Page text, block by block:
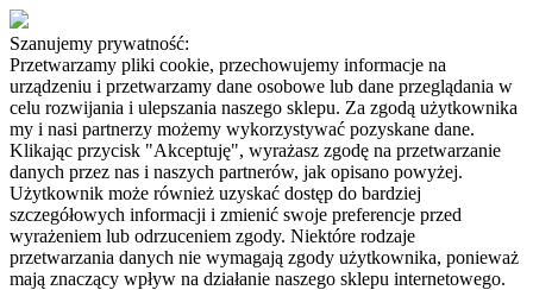
Szanujemy prywatność:
Przetwarzamy pliki cookie, przechowujemy informacje na
urządzeniu i przetwarzamy dane osobowe lub dane przeglądania w
celu rozwijania i ulepszania naszego sklepu. Za zgodą użytkownika
my i nasi partnerzy możemy wykorzystywać pozyskane dane.
Klikając przycisk "Akceptuję", wyrażasz zgodę na przetwarzanie
danych przez nas i naszych partnerów, jak opisano powyżej.
Użytkownik może również uzyskać dostęp do bardziej
szczegółowych informacji i zmienić swoje preferencje przed
wyrażeniem lub odrzuceniem zgody. Niektóre rodzaje
przetwarzania danych nie wymagają zgody użytkownika, ponieważ
mają znaczący wpływ na działanie naszego sklepu internetowego.